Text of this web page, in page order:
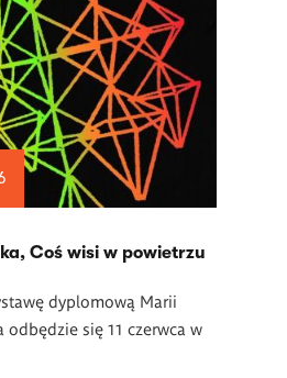
Coś wisi w powietrzu
dyplomową Marii
odbędzie się 11 czerwca w